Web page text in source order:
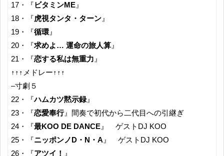
17・『ビタミンME 』
18・『虎視タンタ・ターン 』
19・『循環 』
20・『求めよ… 運命の旅人算 』
21・『恋する私は無重力 』
↑↑↑メドレー↑↑↑
–寸劇５
22・『ハムカツ黙示録』
23・『恋愛奉行』間奏で初代から二代目への引継ぎ
24・『最KOO DE DANCE 』 ゲストDJ KOO
25・『ニッポンノD・N・A 』 ゲストDJ KOO
26・『アツイ！ 』